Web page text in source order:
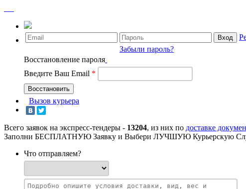
Забыли пароль?
Восстановление пароля
Введите Ваш Email *
Вызов курьера
Всего заявок на экспресс-тендеры - 13204, из них по доставке
Заполни БЕСПЛАТНУЮ Заявку и Выбери ЛУЧШУЮ Курьерскую
Что отправляем?